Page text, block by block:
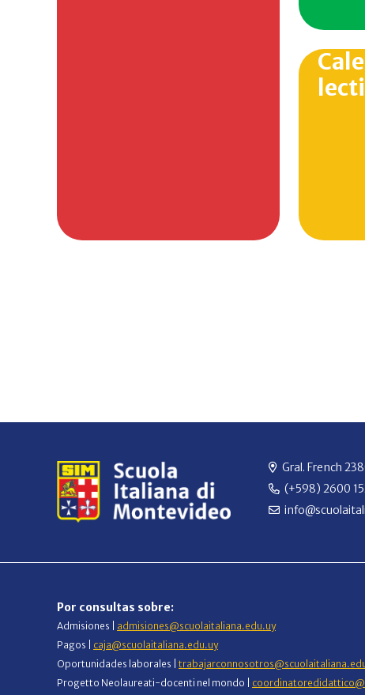
Gral. French
(+598) 2600
Por consultas sobre:
Admisiones | admisiones@scuolaitaliana.edu.uy
Pagos | caja@scuolaitaliana.edu.uy
Oportunidades laborales |
Progetto Neolaureati-docenti nel mondo |